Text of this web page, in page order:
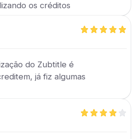
os créditos
do Zubtitle é
já fiz algumas